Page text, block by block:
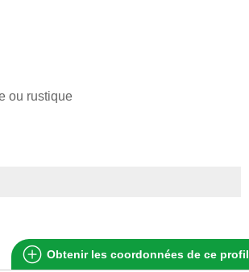
ou rustique
Obtenir les coordonnées de ce profil